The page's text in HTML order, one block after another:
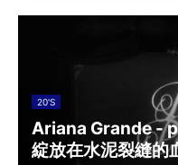
20'S
Ariana Grande -
綻放在水泥裂縫的